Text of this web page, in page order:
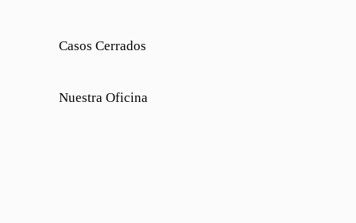
Casos Cerrados
Nuestra Oficina